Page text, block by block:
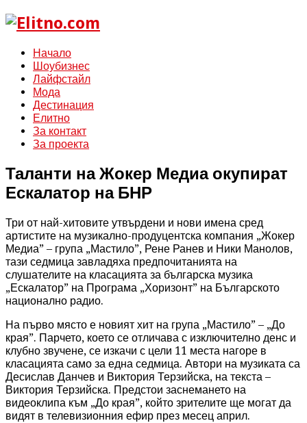
Начало
Шоубизнес
Лайфстайл
Мода
Дестинация
Елитно
За контакт
За проекта
Таланти на Жокер Медиа окупират
Ескалатор на БНР
Три от най-хитовите утвърдени и нови имена сред
артистите на музикално-продуцентска компания „Жокер
Медиа” – група „Мастило”, Рене Ранев и Ники Манолов,
тази седмица завладяха предпочитанията на
слушателите на класацията за българска музика
„Ескалатор” на Програма „Хоризонт” на Българското
национално радио.
На първо място е новият хит на група „Мастило” – „До
края”. Парчето, което се отличава с изключително денс и
клубно звучене, се изкачи с цели 11 места нагоре в
класацията само за една седмица. Автори на музиката са
Десислав Данчев и Виктория Терзийска, на текста –
Виктория Терзийска. Предстои заснемането на
видеоклипа към „До края”, който зрителите ще могат да
видят в телевизионния ефир през месец април.